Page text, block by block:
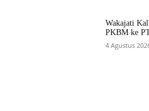
Wakajati
PKBM ke
4 Agustus